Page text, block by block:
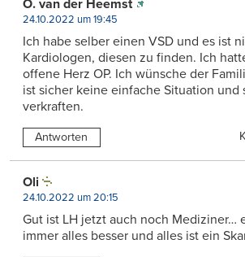
O. van der Heemst
24.10.2022 um 19:45
Ich habe selber einen VSD und es ist
Kardiologen, diesen zu finden. Ich
offene Herz OP. Ich wünsche der
ist sicher keine einfache Situation und
verkraften.
Antworten
Oli
24.10.2022 um 20:15
Gut ist LH jetzt auch noch Mediziner…
immer alles besser und alles ist ein